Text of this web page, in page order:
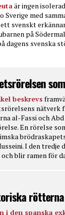
är ingen
Sverige med
svenskt
på
dagens svenska
beskrevs
nätverk
al-Fassi och
En rörelse
I den tredje
blir ramen för
i den spanska